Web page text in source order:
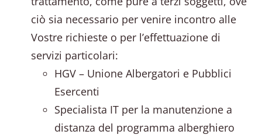
ciò sia necessario per venire incontro alle
Vostre richieste o per l’effettuazione di
servizi particolari:
HGV – Unione Albergatori e Pubblici
Esercenti
Specialista IT per la manutenzione a
distanza del programma alberghiero